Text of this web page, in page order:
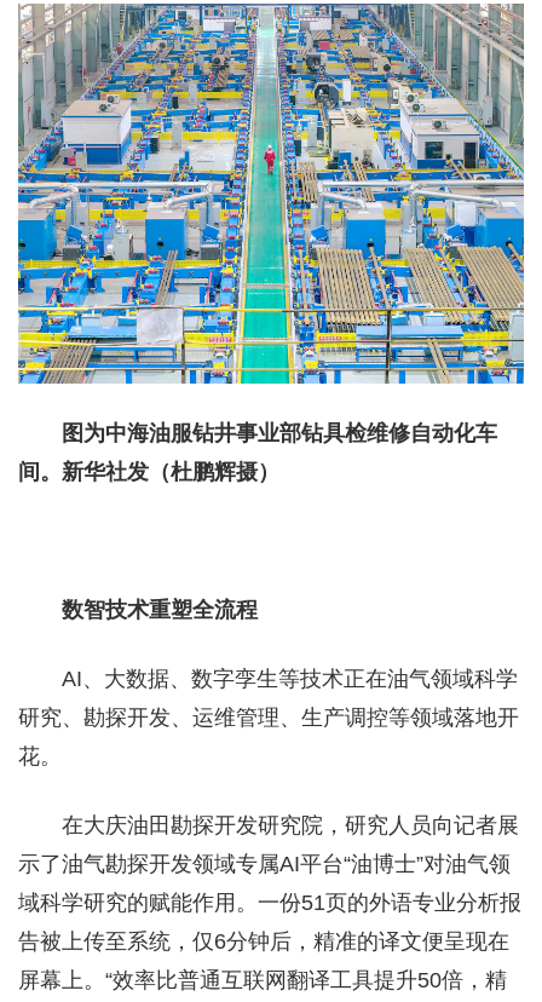
图为中海油服钻井事业部钻具检维修自动化车
间。新华社发（杜鹏辉摄）
数智技术重塑全流程
AI、大数据、数字孪生等技术正在油气领域科学
研究、勘探开发、运维管理、生产调控等领域落地开
花。
在大庆油田勘探开发研究院，研究人员向记者展
示了油气勘探开发领域专属AI平台“油博士”对油气领
域科学研究的赋能作用。一份51页的外语专业分析报
告被上传至系统，仅6分钟后，精准的译文便呈现在
屏幕上。“效率比普通互联网翻译工具提升50倍，精